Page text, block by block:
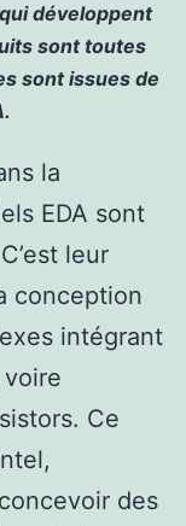
développent
sont toutes
sont issues de
la
EDA sont
leur
conception
intégrant
Ce
des